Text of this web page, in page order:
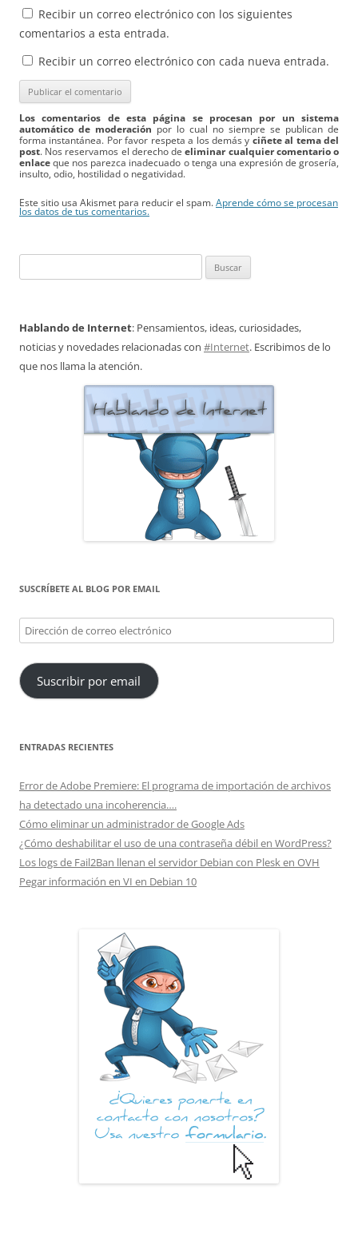
Recibir un correo electrónico con los siguientes
comentarios a esta entrada.
Recibir un correo electrónico con cada nueva entrada.
Los comentarios de esta página se procesan por un sistema
automático de moderación por lo cual no siempre se publican de
forma instantánea. Por favor respeta a los demás y ciñete al tema del
post. Nos reservamos el derecho deeliminar cualquier comentario o
enlace que nos parezca inadecuado o tenga una expresión de grosería,
insulto, odio, hostilidad o negatividad.
Este sitio usa Akismet para reducir el spam. Aprende cómo se procesan
los datos de tus comentarios.
Hablando de Internet: Pensamientos, ideas, curiosidades,
noticias y novedades relacionadas con #Internet. Escribimos de lo
que nos llama la atención.
SUSCRÍBETE AL BLOG POR EMAIL
Dirección
de
correo
electrónico
Suscribir por email
ENTRADAS RECIENTES
Error de Adobe Premiere: El programa de importación de archivos
ha detectado una incoherencia….
Cómo eliminar un administrador de Google Ads
¿Cómo deshabilitar el uso de una contraseña débil en WordPress?
Los logs de Fail2Ban llenan el servidor Debian con Plesk en OVH
Pegar información en VI en Debian 10